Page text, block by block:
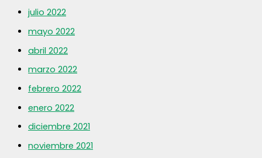
julio 2022
mayo 2022
abril 2022
marzo 2022
febrero 2022
enero 2022
diciembre 2021
noviembre 2021